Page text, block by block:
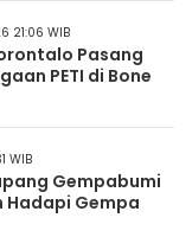
21:06 WIB
Pasang
PETI di Bone
WIB
Gempabumi
Hadapi Gempa